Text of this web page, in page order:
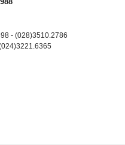
xuất nhập khẩu Hải Minh.
cấp ngày 07/03/2013 bởi
Hồ Chí Minh.
Phường 26, quận Bình Thạnh,